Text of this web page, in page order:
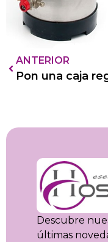
ANTERIOR
Pon una caja
Descubre
últimas